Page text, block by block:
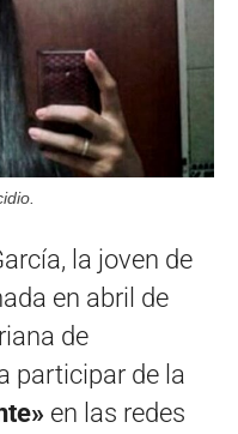
la joven de
en abril de
de
participar de la
en las redes